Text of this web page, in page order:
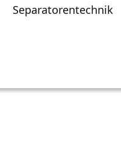
Separatorentechnik